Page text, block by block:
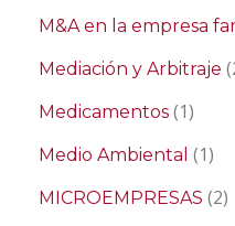
M&A en la empresa
Mediación y Arbitraje
Medicamentos (1)
Medio Ambiental (1)
MICROEMPRESAS (2)